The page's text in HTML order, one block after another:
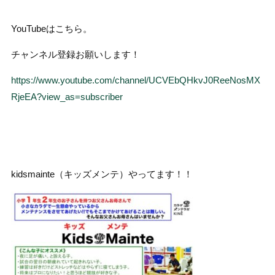
YouTubeはこちら。
チャンネル登録お願いします！
https://www.youtube.com/channel/UCVEbQHkvJ0ReeNosMX
RjeEA?view_as=subscriber
kidsmainte（キッズメンテ）やってます！！